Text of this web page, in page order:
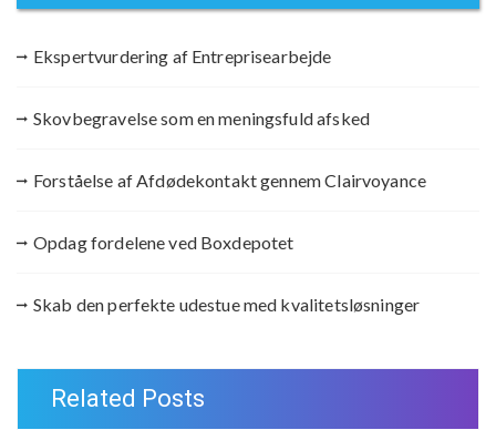
Ekspertvurdering af Entreprisearbejde
Skovbegravelse som en meningsfuld afsked
Forståelse af Afdødekontakt gennem Clairvoyance
Opdag fordelene ved Boxdepotet
Skab den perfekte udestue med kvalitetsløsninger
Related Posts